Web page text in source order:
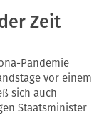
Zeit
Pandemie
vor einem
sich auch
Staatsminister